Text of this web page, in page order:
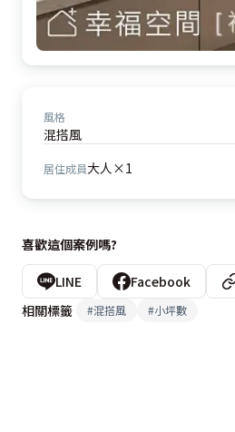
風格
混搭風
居住成員大人×1
喜歡這個案例嗎?
LINE Facebook
相關標籤
#混搭風 #小坪數